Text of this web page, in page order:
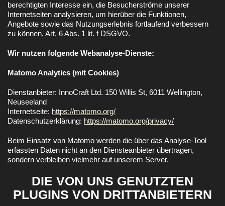
berechtigten Interesse ein, die Besucherströme unserer
Internetseiten analysieren, um hierüber die Funktionen,
Angebote sowie das Nutzungserlebnis fortlaufend verbessern
zu können, Art. 6 Abs. 1 lit. f DSGVO.
Wir nutzen folgende Webanalyse-Dienste:
Matomo Analytics (mit Cookies)
Dienstanbieter: InnoCraft Ltd. 150 Willis St, 6011 Wellington,
Neuseeland
Internetseite: https://matomo.org/
Datenschutzerklärung: https://matomo.org/privacy/
Beim Einsatz von Matomo werden die über das Analyse-Tool
erfassten Daten nicht an den Diensteanbieter übertragen,
sondern verbleiben vielmehr auf unserem Server.
DIE VON UNS GENUTZTEN
PLUGINS VON DRITTANBIETERN